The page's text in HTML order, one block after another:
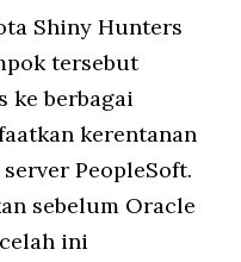
Shiny Hunters
tersebut
ke berbagai
kerentanan
PeopleSoft.
sebelum Oracle
ini